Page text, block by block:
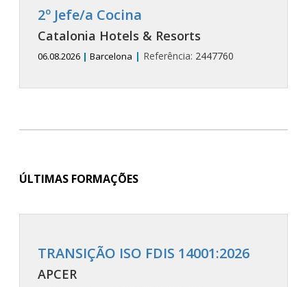
2º Jefe/a Cocina
Catalonia Hotels & Resorts
06.08.2026 | Barcelona | Referência: 2447760
ÚLTIMAS FORMAÇÕES
TRANSIÇÃO ISO FDIS 14001:2026
APCER